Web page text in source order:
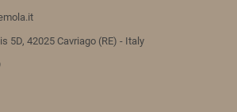
5D, 42025 Cavriago (RE) - Italy